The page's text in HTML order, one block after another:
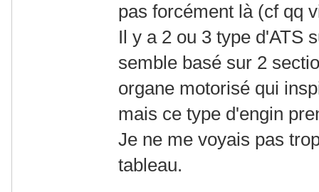
pas forcément là (cf qq
Il y a 2 ou 3 type d'ATS
semble basé sur 2
organe motorisé qui
mais ce type d'engin
Je ne me voyais pas
tableau.